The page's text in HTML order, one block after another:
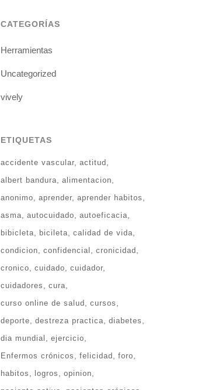
CATEGORÍAS
Herramientas
Uncategorized
vively
ETIQUETAS
accidente vascular actitud
albert bandura alimentacion
anonimo
aprender aprender habitos
asma autocuidado
autoeficacia
bibicleta
bicileta calidad de vida
condicion
confidencial
cronicidad
cronico
cuidado
cuidador
cuidadores
cura
curso online de salud
cursos
deporte
destreza practica diabetes
dia mundial
ejercicio
Enfermos crónicos
felicidad
foro
habitos
logros
opinion